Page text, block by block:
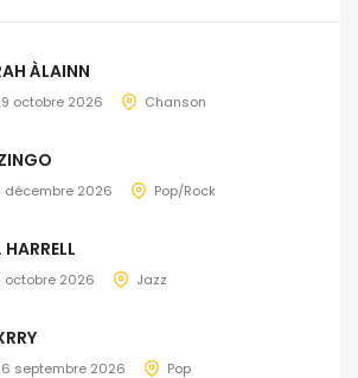
ÀLAINN
octobre 2026 Chanson
décembre 2026 Pop/Rock
octobre 2026 Jazz
septembre 2026 Pop